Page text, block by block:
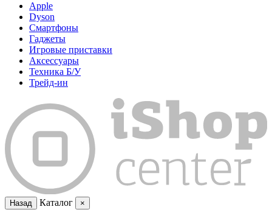
Apple
Dyson
Смартфоны
Гаджеты
Игровые приставки
Аксессуары
Техника Б/У
Трейд-ин
Назад Каталог ×